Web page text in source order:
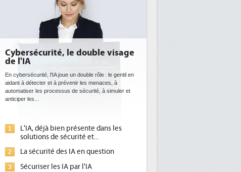
visage
: le gentil en
à
à simuler et
dans les
DEE: l'efficacité énergétique
bientôt une obligation pour les
datacenters
Des datacenters plus durables et plus efficaces, c'est
ce que recherchent les pouvoirs publics européens
1
Qu'est-ce que la DEE (directive
d'efficacité énergétique) ?
2
DEE, une pression administrative